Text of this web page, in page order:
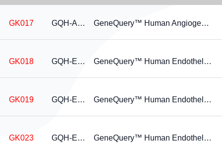
GK017 GQH-ANG GeneQuery™ Human Angiogenesis qPCR Array Kit
GK018 GQH-EPH GeneQuery™ Human Endothelial Cell Heterogeneity qPCR Array Kit
GK019 GQH-END GeneQuery™ Human Endothelial Cell Biology qPCR Array Kit
GK023 GQH-ECD GeneQuery™ Human Endothelial Cell Differentiation qPCR Array Kit